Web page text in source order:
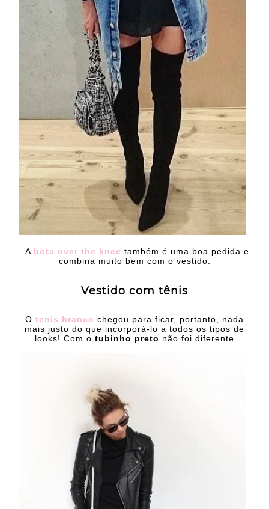
. A bota over the knee também é uma boa pedida e
combina muito bem com o vestido.
Vestido com tênis
O tenis branco chegou para ficar, portanto, nada
mais justo do que incorporá-lo a todos os tipos de
looks! Com o tubinho preto não foi diferente